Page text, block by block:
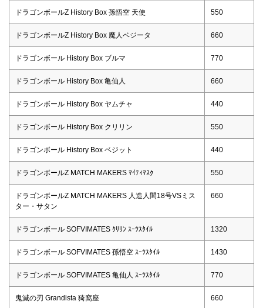
ドラゴンボールZ History Box 孫悟空 天使 550
ドラゴンボールZ History Box 魔人ベジータ 660
ドラゴンボール History Box ブルマ 770
ドラゴンボール History Box 亀仙人 660
ドラゴンボール History Box ヤムチャ 440
ドラゴンボール History Box クリリン 550
ドラゴンボール History Box ベジット 440
ドラゴンボールZ MATCH MAKERS ﾏｲﾃｨﾏｽｸ 550
ドラゴンボールZ MATCH MAKERS 人造人間18号VSミス
ター・サタン
660
ドラゴンボール SOFVIMATES ｸﾘﾘﾝ ｽｰﾂｽﾀｲﾙ 1320
ドラゴンボール SOFVIMATES 孫悟空 ｽｰﾂｽﾀｲﾙ 1430
ドラゴンボール SOFVIMATES 亀仙人 ｽｰﾂｽﾀｲﾙ 770
鬼滅の刃 Grandista 猗窩座 660